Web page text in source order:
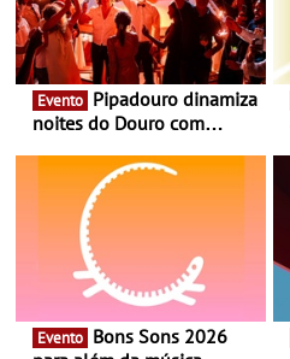
Evento
noites do Douro com
vinho, gastronomia e
música
Evento